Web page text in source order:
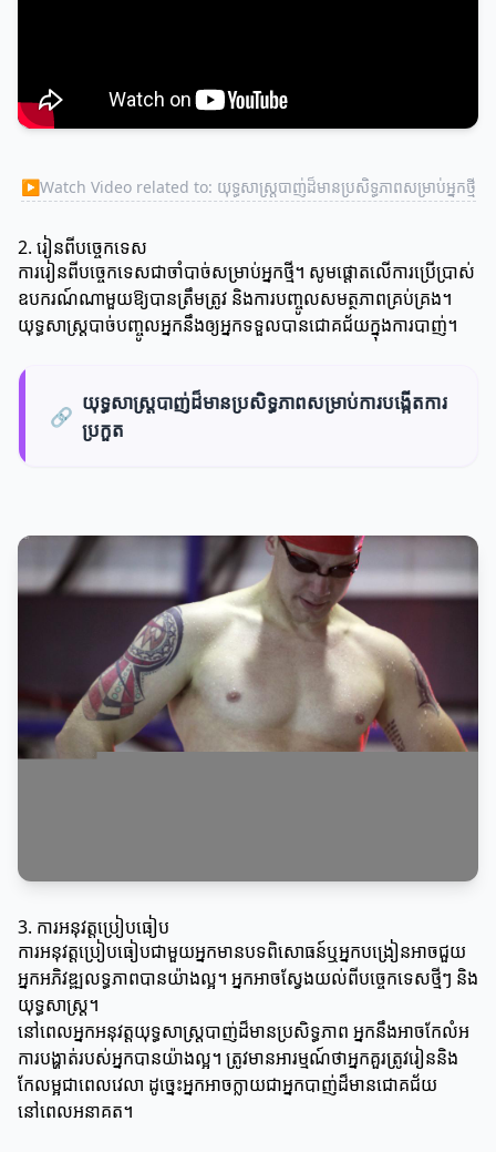
▶Watch Video related to: យុទ្ធសាស្ត្របាញ់ដ៏មានប្រសិទ្ធភាពសម្រាប់អ្នកថ្មី
2. រៀនពីបច្ចេកទេស
ការរៀនពីបច្ចេកទេសជាចាំបាច់សម្រាប់អ្នកថ្មី។ សូមផ្តោតលើការប្រើប្រាស់
ឧបករណ៍ណាមួយឱ្យបានត្រឹមត្រូវ និងការបញ្ចូលសមត្ថភាពគ្រប់គ្រង។
យុទ្ធសាស្ត្របាច់បញ្ចូលអ្នកនឹងឲ្យអ្នកទទួលបានជោគជ័យក្នុងការបាញ់។
🔗
យុទ្ធសាស្ត្របាញ់ដ៏មានប្រសិទ្ធភាពសម្រាប់ការបង្កើតការ
ប្រកួត
3. ការអនុវត្តប្រៀបធៀប
ការអនុវត្តប្រៀបធៀបជាមួយអ្នកមានបទពិសោធន៍ឬអ្នកបង្រៀនអាចជួយ
អ្នកអភិវឌ្ឍលទ្ធភាពបានយ៉ាងល្អ។ អ្នកអាចស្វែងយល់ពីបច្ចេកទេសថ្មីៗ និង
យុទ្ធសាស្ត្រ។
នៅពេលអ្នកអនុវត្តយុទ្ធសាស្ត្របាញ់ដ៏មានប្រសិទ្ធភាព អ្នកនឹងអាចកែលំអ
ការបង្ហាត់របស់អ្នកបានយ៉ាងល្អ។ ត្រូវមានអារម្មណ៍ថាអ្នកគួរត្រូវរៀននិង
កែលម្អជាពេលវេលា ដូច្នេះអ្នកអាចក្លាយជាអ្នកបាញ់ដ៏មានជោគជ័យ
នៅពេលអនាគត។